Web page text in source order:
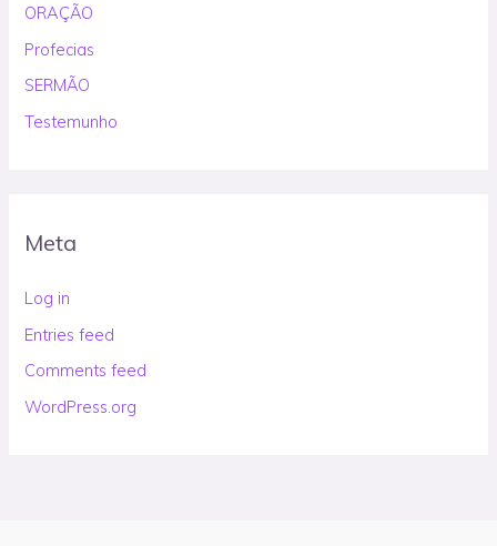
ORAÇÃO
Profecias
SERMÃO
Testemunho
Meta
Log in
Entries feed
Comments feed
WordPress.org